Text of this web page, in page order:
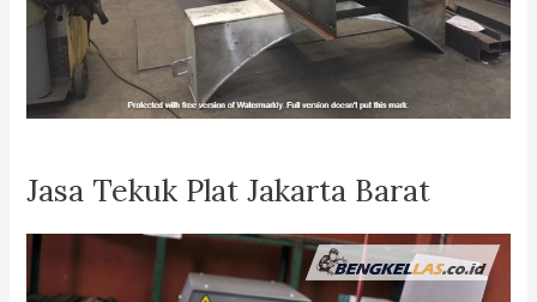
Jasa Tekuk Plat Jakarta Barat